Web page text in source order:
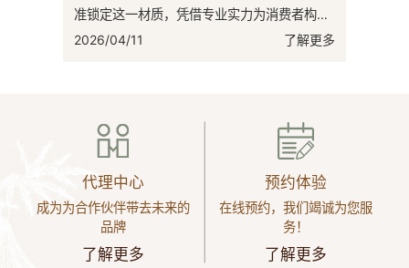
的突出代表，凭借自身优势在市场中占据一席
之地。东阳是传统木雕工艺的重要发源地，
2026/03/31 了解更多
代理中心
成为为合作伙伴带去未来的
品牌
了解更多
预约体验
在线预约，我们竭诚为您服
务！
了解更多